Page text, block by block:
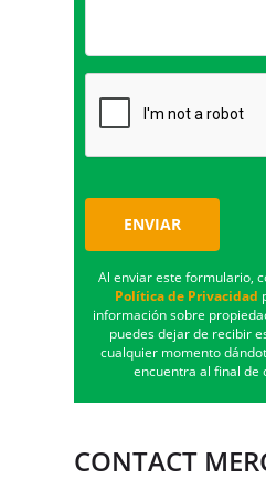
ENVIAR
Al enviar este formulario,
Política de Privacidad
información sobre
puedes dejar de recibir
cualquier momento
encuentra al final de
CONTACT